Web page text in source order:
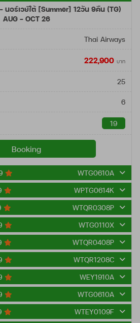
ค้นหา
นอร์เวย์ใต้ [Summer] 12วัน 9คืน (TG)
AUG - OCT 26
Thai Airways
222,900 บาท
25
6
19
Booking
WTG0610A
WPTG0614K
WTQR0308P
WTG0110X
WTQR0408P
WTQR1208C
WEY1910A
WTG0610A
WTEY0109F